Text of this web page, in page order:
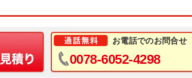
お電話でのお問合せ
0078-6052-4298